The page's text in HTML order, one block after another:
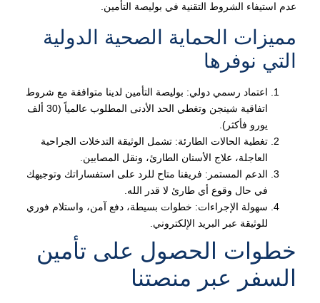
عدم استيفاء الشروط التقنية في بوليصة التأمين.
مميزات الحماية الصحية الدولية
التي نوفرها
اعتماد رسمي دولي: بوليصة التأمين لدينا متوافقة مع شروط
اتفاقية شينجن وتغطي الحد الأدنى المطلوب عالمياً (30 ألف
يورو فأكثر).
تغطية الحالات الطارئة: تشمل الوثيقة التدخلات الجراحية
العاجلة، علاج الأسنان الطارئ، ونقل المصابين.
الدعم المستمر: فريقنا متاح للرد على استفساراتك وتوجيهك
في حال وقوع أي طارئ لا قدر الله.
سهولة الإجراءات: خطوات بسيطة، دفع آمن، واستلام فوري
للوثيقة عبر البريد الإلكتروني.
خطوات الحصول على تأمين
السفر عبر منصتنا